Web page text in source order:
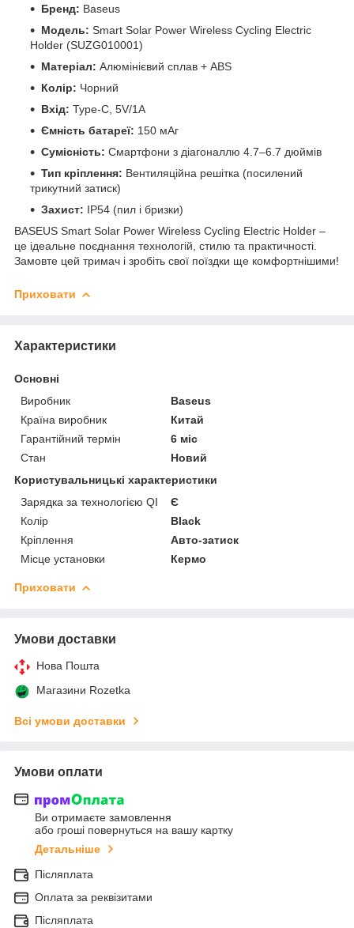
Бренд: Baseus
Модель: Smart Solar Power Wireless Cycling Electric
Holder (SUZG010001)
Матеріал: Алюмінієвий сплав + ABS
Колір: Чорний
Вхід: Type-C, 5V/1A
Ємність батареї: 150 мАг
Сумісність: Смартфони з діагоналлю 4.7–6.7 дюймів
Тип кріплення: Вентиляційна решітка (посилений
трикутний затиск)
Захист: IP54 (пил і бризки)
BASEUS Smart Solar Power Wireless Cycling Electric Holder –
це ідеальне поєднання технологій, стилю та практичності.
Замовте цей тримач і зробіть свої поїздки ще комфортнішими!
Приховати
Характеристики
Основні
Виробник
Baseus
Країна виробник
Китай
Гарантійний термін
6 міс
Стан
Новий
Користувальницькі характеристики
Зарядка за технологією QI
Є
Колір
Black
Кріплення
Авто-затиск
Місце установки
Кермо
Приховати
Умови доставки
Нова Пошта
Магазини Rozetka
Всі умови доставки
Умови оплати
Ви отримаєте замовлення
або гроші повернуться на вашу картку
Детальніше
Післяплата
Оплата за реквізитами
Післяплата